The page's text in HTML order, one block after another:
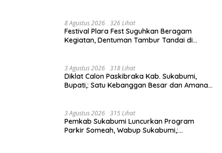
8 Agustus 2026 326 Lihat
Festival Plara Fest Suguhkan Beragam
Kegiatan, Dentuman Tambur Tandai di
3 Agustus 2026 318 Lihat
Diklat Calon Paskibraka Kab. Sukabumi,
Bupati,: Satu Kebanggan Besar dan Amanah
3 Agustus 2026 315 Lihat
Pemkab Sukabumi Luncurkan Program
Parkir Someah, Wabup Sukabumi,: